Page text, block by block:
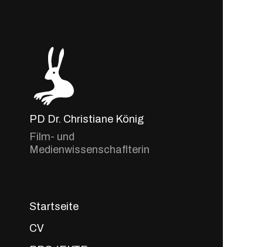
PD Dr. Christiane König
Film- und
Medienwissenschaflterin
Startseite
CV